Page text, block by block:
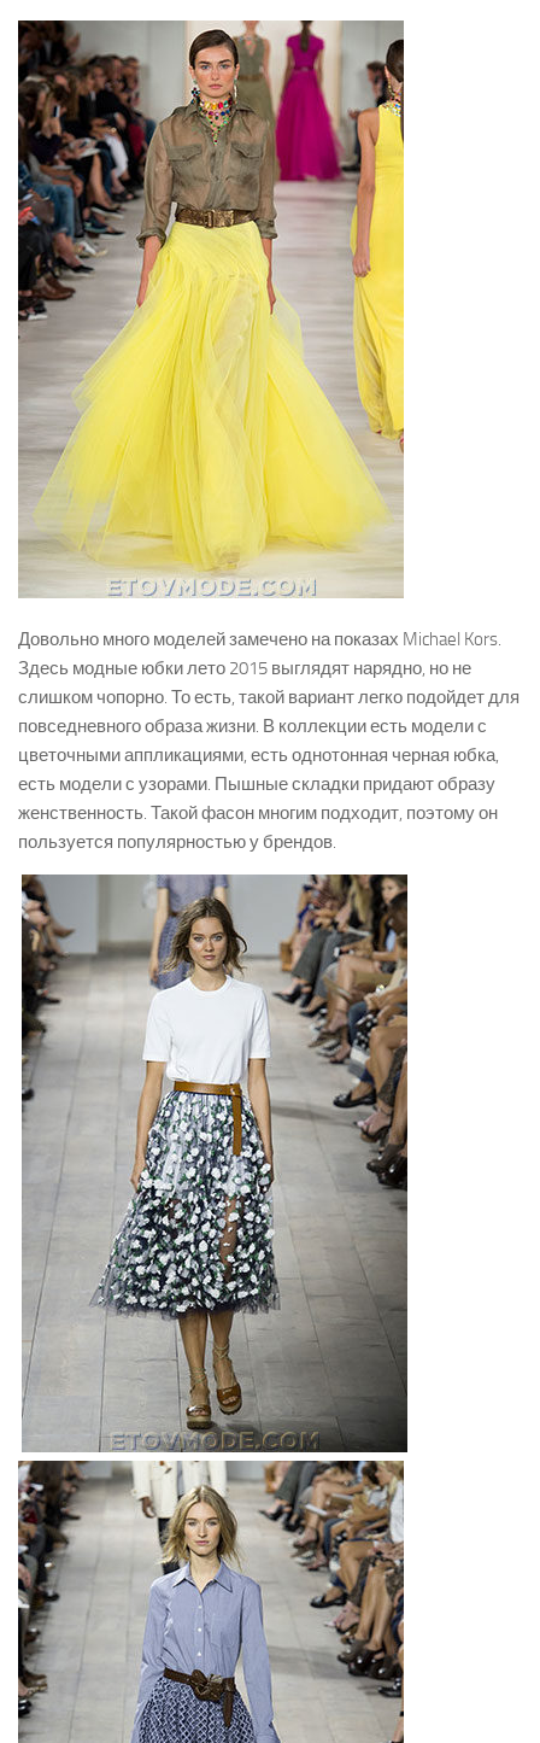
Довольно много моделей замечено на показах Michael Kors.
Здесь модные юбки лето 2015 выглядят нарядно, но не
слишком чопорно. То есть, такой вариант легко подойдет для
повседневного образа жизни. В коллекции есть модели с
цветочными аппликациями, есть однотонная черная юбка,
есть модели с узорами. Пышные складки придают образу
женственность. Такой фасон многим подходит, поэтому он
пользуется популярностью у брендов.